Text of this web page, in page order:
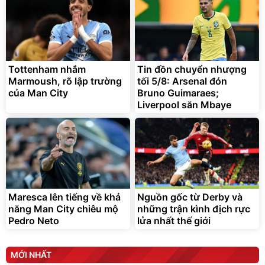
Tottenham nhắm
Marmoush, rõ lập trường
của Man City
Tin đồn chuyển nhượng
tối 5/8: Arsenal đón
Bruno Guimaraes;
Liverpool săn Mbaye
Maresca lên tiếng về khả
năng Man City chiêu mộ
Pedro Neto
Nguồn gốc từ Derby và
những trận kình địch rực
lửa nhất thế giới
MỚI NHẤT